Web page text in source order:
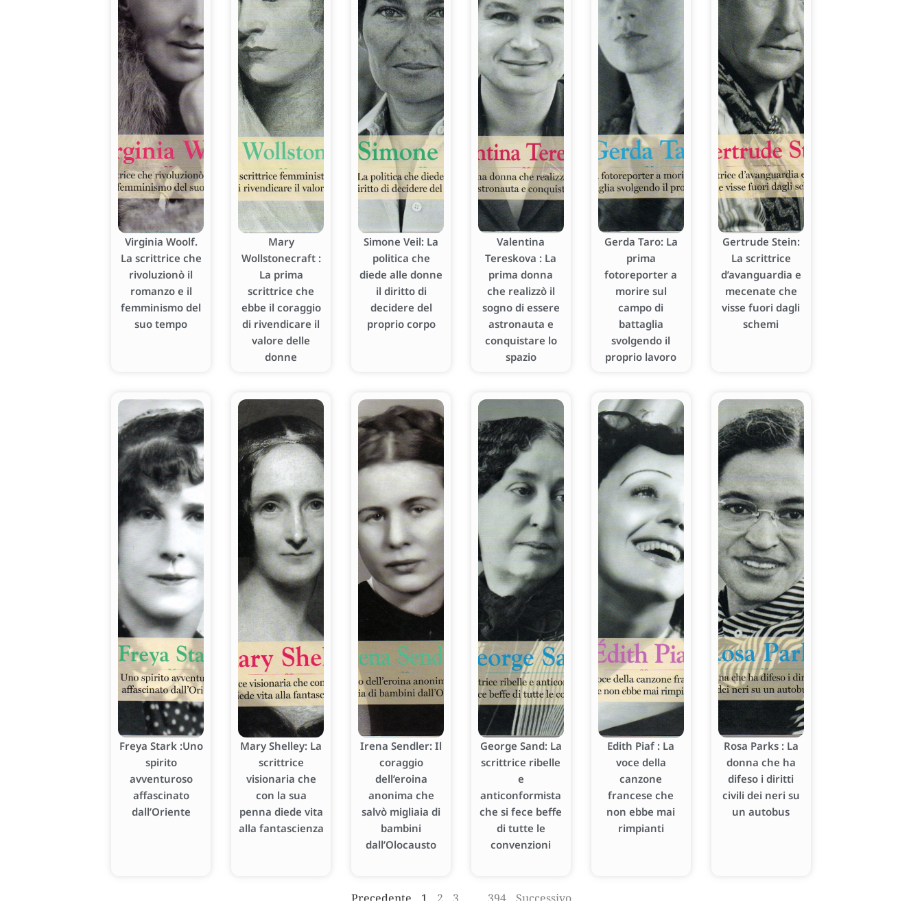
Virginia Woolf.
La scrittrice che
rivoluzionò il
romanzo e il
femminismo del
suo tempo
Mary
Wollstonecraft :
La prima
scrittrice che
ebbe il coraggio
di rivendicare il
valore delle
donne
Simone Veil: La
politica che
diede alle donne
il diritto di
decidere del
proprio corpo
Valentina
Tereskova : La
prima donna
che realizzò il
sogno di essere
astronauta e
conquistare lo
spazio
Gerda Taro: La
prima
fotoreporter a
morire sul
campo di
battaglia
svolgendo il
proprio lavoro
Gertrude Stein:
La scrittrice
d’avanguardia e
mecenate che
visse fuori dagli
schemi
Freya Stark :Uno
spirito
avventuroso
affascinato
dall’Oriente
Mary Shelley: La
scrittrice
visionaria che
con la sua
penna diede vita
alla fantascienza
Irena Sendler: Il
coraggio
dell’eroina
anonima che
salvò migliaia di
bambini
dall’Olocausto
George Sand: La
scrittrice ribelle
e
anticonformista
che si fece beffe
di tutte le
convenzioni
Edith Piaf : La
voce della
canzone
francese che
non ebbe mai
rimpianti
Rosa Parks : La
donna che ha
difeso i diritti
civili dei neri su
un autobus
Precedente 1 2 3 394 Successivo